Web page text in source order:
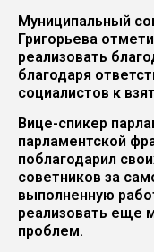
Муниципальный
Григорьева
реализовать
благодаря
социалистов к
Вице-спикер
парламентской
поблагодарил
советников за
выполненную
реализовать еще
проблем.